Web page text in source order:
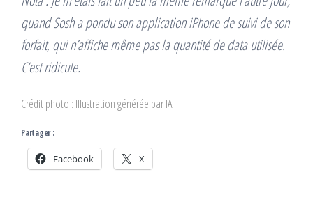
quand Sosh a pondu son application iPhone de suivi de son
forfait, qui n’affiche même pas la quantité de data utilisée.
C’est ridicule.
Crédit photo : Illustration générée par IA
Partager :
Facebook X